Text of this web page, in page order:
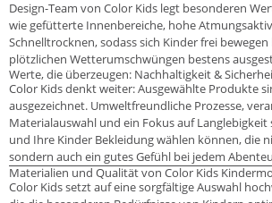
Design-Team von Color Kids legt besonderen
wie gefütterte Innenbereiche, hohe
Schnelltrocknen, sodass sich Kinder frei
plötzlichen Wetterumschwüngen bestens
Werte, die überzeugen: Nachhaltigkeit &
Color Kids denkt weiter: Ausgewählte Produkte
ausgezeichnet. Umweltfreundliche Prozesse,
Materialauswahl und ein Fokus auf Langlebigkeit
und Ihre Kinder Bekleidung wählen können, die
sondern auch ein gutes Gefühl bei jedem
Materialien und Qualität von Color Kids
Color Kids setzt auf eine sorgfältige Auswahl